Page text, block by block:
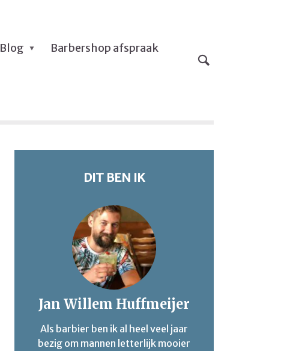
Blog
Barbershop afspraak
DIT BEN IK
Jan Willem Huffmeijer
Als barbier ben ik al heel veel jaar
bezig om mannen letterlijk mooier